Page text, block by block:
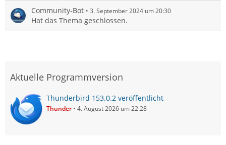
Community-Bot 3. September 2024 um 20:30
Hat das Thema geschlossen.
Aktuelle Programmversion
Thunderbird 153.0.2 veröffentlicht
Thunder 4. August 2026 um 22:28